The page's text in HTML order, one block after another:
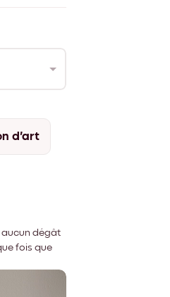
d'art
aucun dégât
fois que